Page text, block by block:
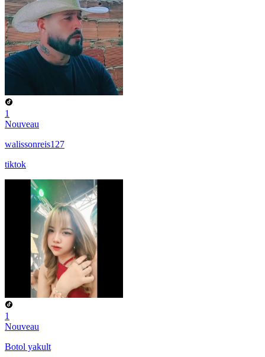
1
Nouveau
walissonreis127
tiktok
1
Nouveau
Botol yakult